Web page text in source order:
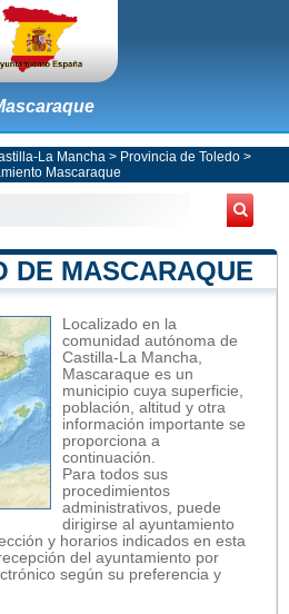
La Mancha > Provincia de Toledo>
Mascaraque
DE MASCARAQUE
Localizado en la
comunidad autónoma de
Castilla-La Mancha,
Mascaraque es un
municipio cuya superficie,
población, altitud y otra
información importante se
proporciona a
continuación.
Para todos sus
procedimientos
administrativos, puede
dirigirse al ayuntamiento
y horarios indicados en esta
del ayuntamiento por
según su preferencia y